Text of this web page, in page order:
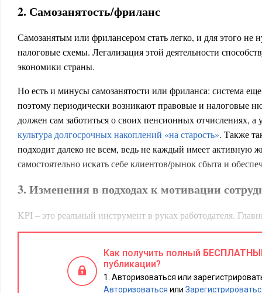
2. Самозанятость/фриланс
Самозанятым или фрилансером стать легко, и для этого не
налоговые схемы. Легализация этой деятельности
экономики страны.
Но есть и минусы самозанятости или фриланса: система
поэтому периодически возникают правовые и налоговые
должен сам заботиться о своих пенсионных отчислениях, а
культура долгосрочных накоплений «на старость». Также
подходит далеко не всем, ведь не каждый имеет активную
самостоятельно искать себе клиентов/рынок сбыта и
3. Изменения в подходах к мотивации
KPI – это реальный инструмент в руках работодателя.
дополнительная мотивация, которая положительно влияет
энергичных соискателей, готовых вкладывать больше
дополнительный доход в виде бонуса.
Как получить полный
публикации?
Авторизоваться или
Авторизоваться или